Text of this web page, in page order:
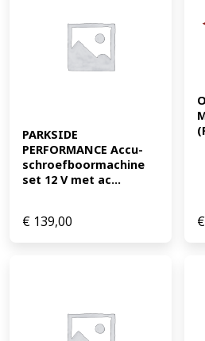
PARKSIDE
PERFORMANCE Accu-
schroefboormachine
set 12 V met ac...
€ 139,00 €